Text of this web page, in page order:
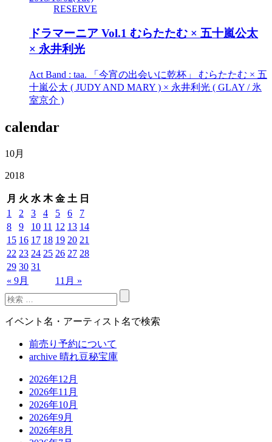
RESERVE
ドラマーニア Vol.1 むらたたむ × 五十嵐公太
× 永井利光
Act Band : taa. 「今宵の出会いに乾杯」 むらたたむ × 五
十嵐公太 ( JUDY AND MARY ) × 永井利光 ( GLAY / 氷
室京介 )
calendar
10月
2018
月 火 水 木 金 土 日
« 9月 11月 »
1 2 3 4 5 6
7
8
9 10 11 12 13 14
15 16 17 18 19 20 21
22 23 24 25 26 27 28
29 30 31
イベント名・アーティスト名で検索
前売り予約について
archive 晴れ豆秘宝庫
2026年12月
2026年11月
2026年10月
2026年9月
2026年8月